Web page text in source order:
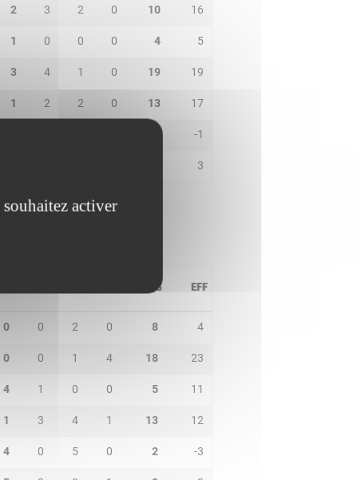
2 3 2 0 10 16
1 0 0 0 4 5
3 4 1 0 19 19
1 2 2 0 13 17
-1
3
PTS EFF
0 0 2 0 8 4
0 0 1 4 18 23
4 1 0 0 5 11
1 3 4 1 13 12
4 0 5 0 2 -3
activer